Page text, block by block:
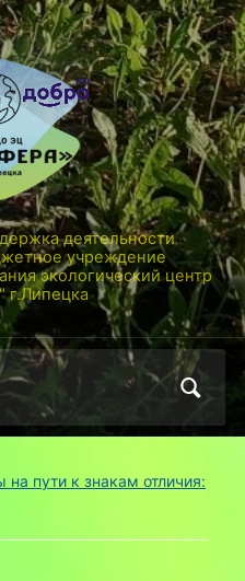
деятельности
учреждение
экологический центр
г.Липецка
пути к знакам отличия: